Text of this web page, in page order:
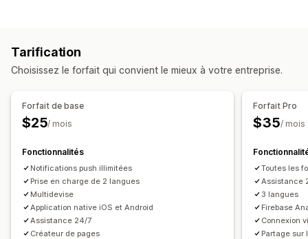
Synchronisation en temps réel
Panier abandonné
Promotions
Supports enrichis
Annonces produits
Tarification
Choisissez le forfait qui convient le mieux à votre entreprise.
Forfait de base
$25/ mois
Fonctionnalités
Notifications push illimitées
Prise en charge de 2 langues
Multidevise
Application native iOS et Android
Assistance 24/7
Créateur de pages
Forfait Pro
$35/ mois
Toutes les
Assistance
3 langues
Firebase
Connexion
Partage sur